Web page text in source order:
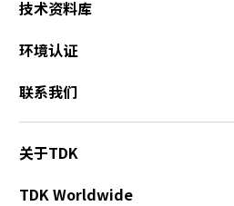
技术资料库
环境认证
联系我们
关于TDK
TDK Worldwide